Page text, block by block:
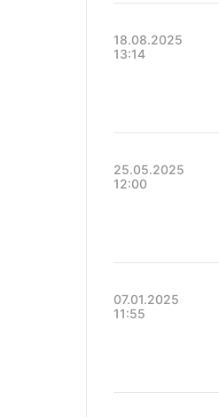
18.08.2025
13:14
25.05.2025
12:00
07.01.2025
11:55